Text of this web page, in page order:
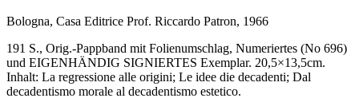
Bologna, Casa Editrice Prof. Riccardo Patron, 1966
191 S., Orig.-Pappband mit Folienumschlag, Numeriertes (No 696)
und EIGENHÄNDIG SIGNIERTES Exemplar. 20,5×13,5cm.
Inhalt: La regressione alle origini; Le idee die decadenti; Dal
decadentismo morale al decadentismo estetico.